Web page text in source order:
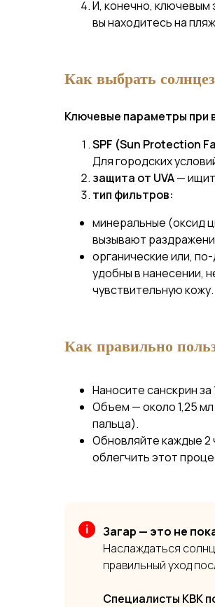
И, конечно,
вы находитесь на
Как выбрать
Ключевые параметры при
SPF (Sun Protection
Для городских
защита от UVA—
тип фильтров:
минеральные (оксид
вызывают
органические или,
удобны в нанесении,
чувствительную кожу.
Как правильно
Наносите санскрин за
Объем — около 1,25
пальца).
Обновляйте каждые 2
облегчить этот
Загар — это не
Наслаждаться
правильный уход
Специалисты КВК